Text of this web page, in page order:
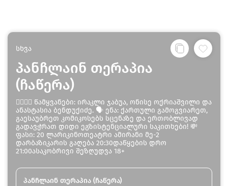
სხვა
პანჩლაინ თერაპია
(ჩაწერა)
🧜‍♂️🧜‍♀️ წამყვანები: ირაკლი ჯაბუა, ონისე ოქრიაშვილი და
ანასტასია ბენდუქიძე. 🗣️ ენა: ქართული გამოგვიარეთ,
გაესაუბრეთ კომიკოსებს სცენაზე და ერთობლივად
გადავჭრათ დიდი ეგზისტენციალური საკითხები! 💸
ფასი: 20 ლარიკინოთეატრი ამირანი მე-2
დარბაზიკარის გაღება 20:30დაწყების დრო
21:00ასაკობრივი შეზღუდვა 18+
პანჩლაინ თერაპია (ჩაწერა)